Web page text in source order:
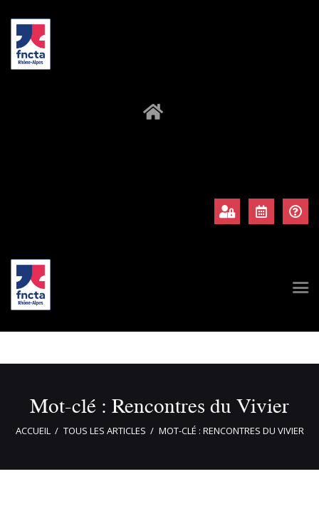
Mot-clé : Rencontres du Vivier
ACCUEIL TOUS LES ARTICLES MOT-CLÉ : RENCONTRES DU VIVIER